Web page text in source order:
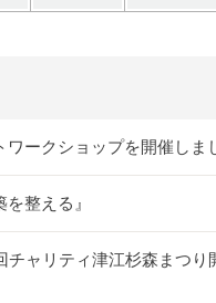
ワークショップを開催しま
を整える』
チャリティ津江杉森まつり